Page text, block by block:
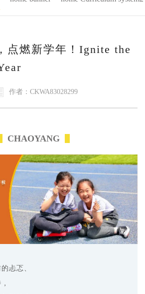
点燃新学年！Ignite the
作者：CKWA83028299
CHAOYANG
忐忑、